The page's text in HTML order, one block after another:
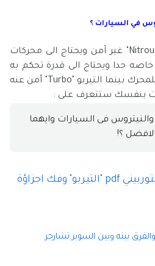
في السيارات ؟
غير آمن ويحتاج الى محركات
جدا ويحتاج الى قدرة تحكم به
بينما التيربو "Turbo" أمن عنه
بنفسك ستتعرف على :
والنيتروس فى السيارات وايهما
الافضل ؟!
كتاب شرح الشاحن التوربيني pdf "التيربو" وفك اجزاؤة
بينه وبين السوبر تشارجر